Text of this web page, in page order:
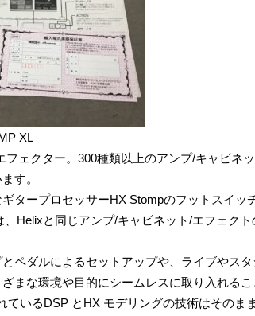
XL
フェクター。300種類以上のアンプ/キャビネ
す。
ギタープロセッサーHX Stompのフットスイッ
、Helixと同じアンプ/キャビネット/エフェク
とペダルによるセットアップや、ライブやス
ざまな環境や目的にシームレスに取り入れる
ているDSP とHX モデリングの技術はそのま